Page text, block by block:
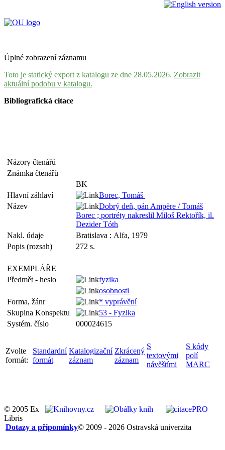
Úplné zobrazení záznamu
Toto je statický export z katalogu ze dne 28.05.2026. Zobrazit
aktuální podobu v katalogu.
Bibliografická citace
Názory čtenářů
Známka čtenářů
BK
Hlavní záhlaví
Borec, Tomáš
Název
Dobrý deň, pán Ampère / Tomáš
Borec ; portréty nakreslil Miloš Rektořík, il.
Dezider Tóth
Nakl. údaje
Bratislava : Alfa, 1979
Popis (rozsah)
272 s.
EXEMPLÁŘE
Předmět - heslo
fyzika
osobnosti
Forma, žánr
* vyprávění
Skupina Konspektu
53 - Fyzika
Systém. číslo
000024615
Zvolte
formát:
Standardní
formát
Katalogizační
záznam
Zkrácený
záznam
S
textovými
návěštími
S kódy
polí
MARC
© 2005 Ex
Libris
© 2009 - 2026 Ostravská univerzita
Dotazy a připomínky